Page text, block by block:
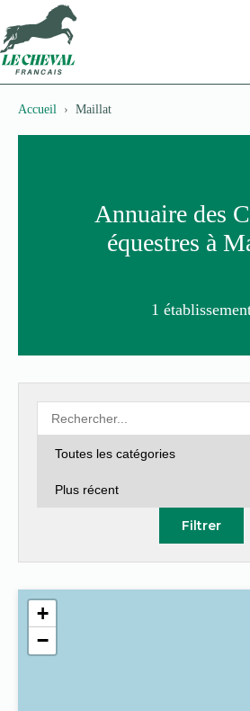
au
contenu
Accueil Maillat
Annuaire des
équestres à
1
Filtrer
+
−